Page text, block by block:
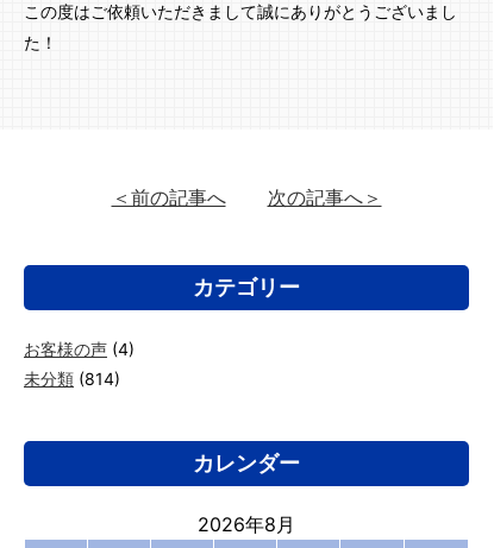
この度はご依頼いただきまして誠にありがとうございまし
た！
＜前の記事へ 次の記事へ＞
カテゴリー
お客様の声 (4)
未分類 (814)
カレンダー
2026年8月